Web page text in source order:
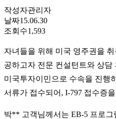
작성자관리자
날짜15.06.30
조회수1,593
자녀들을 위해 미국 영주권을
공하고자 전문 컨설턴트와 상담
미국투자이민으로 수속을 진행
서류가 접수되어, I-797 접수증
박** 고객님께서는 EB-5 프로그